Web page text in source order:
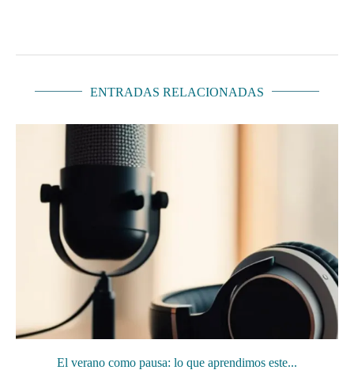
ENTRADAS RELACIONADAS
El verano como pausa: lo que aprendimos este...